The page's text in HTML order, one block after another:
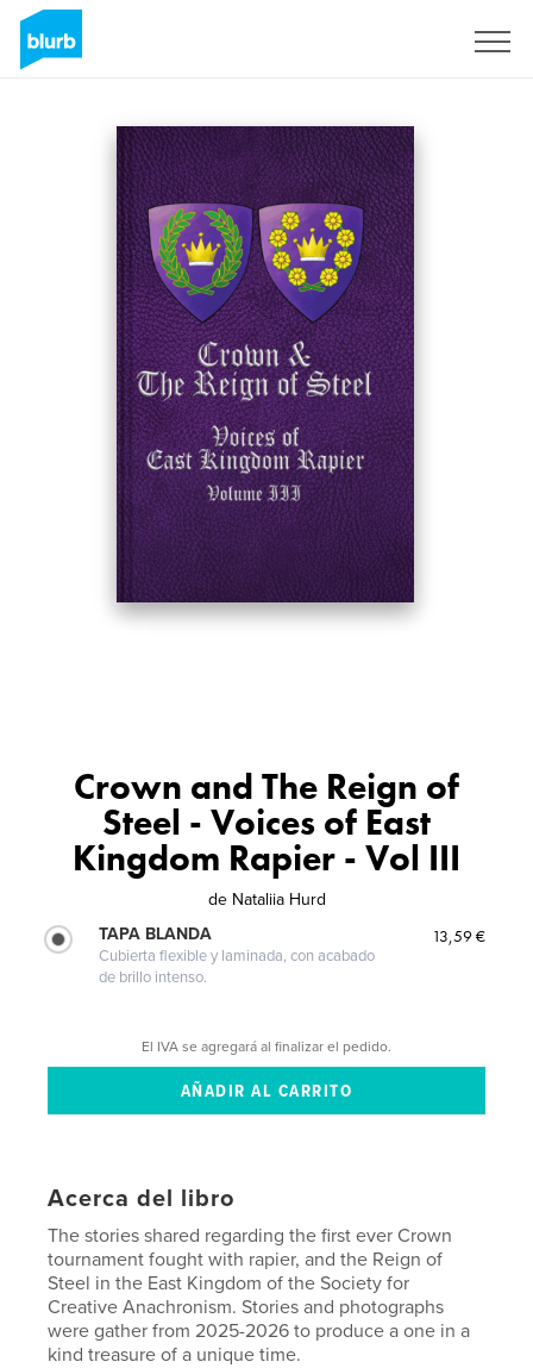
Crown and The Reign of
Steel - Voices of East
Kingdom Rapier - Vol III
de Nataliia Hurd
TAPA BLANDA
Cubierta flexible y laminada, con acabado
de brillo intenso.
13,59 €
El IVA se agregará al finalizar el pedido.
Acerca del libro
The stories shared regarding the first ever Crown
tournament fought with rapier, and the Reign of
Steel in the East Kingdom of the Society for
Creative Anachronism. Stories and photographs
were gather from 2025-2026 to produce a one in a
kind treasure of a unique time.